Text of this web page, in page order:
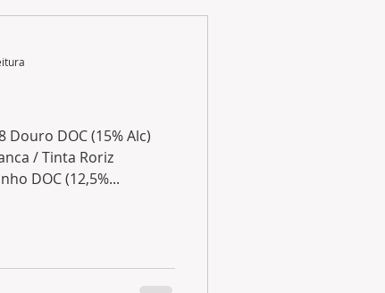
Douro DOC (15% Alc)
/ Tinta Roriz
DOC (12,5%...